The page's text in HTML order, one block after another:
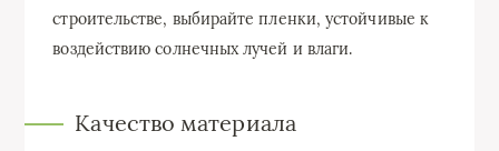
строительстве, выбирайте пленки, устойчивые к
воздействию солнечных лучей и влаги.
Качество материала